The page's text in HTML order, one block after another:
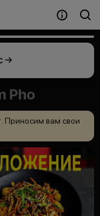
→
Pho
Приносим вам свои